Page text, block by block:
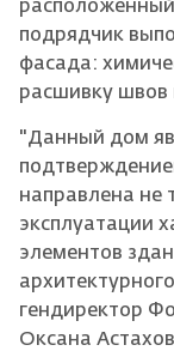
подрядчик
фасада:
расшивку
"Данный дом
направлена не
эксплуатации
элементов
гендиректор
Оксана